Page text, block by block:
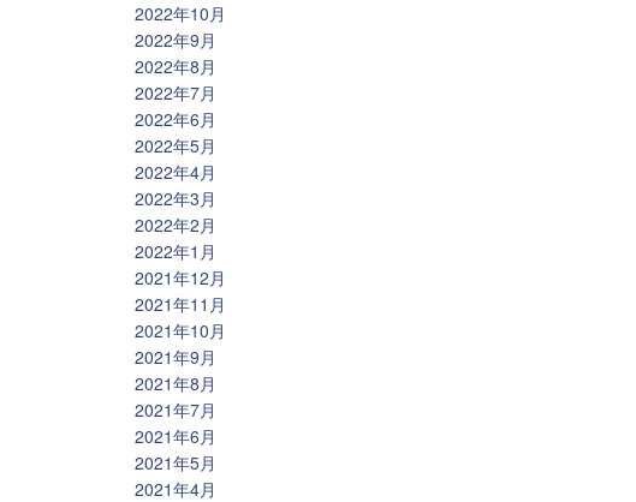
2022年10月
2022年9月
2022年8月
2022年7月
2022年6月
2022年5月
2022年4月
2022年3月
2022年2月
2022年1月
2021年12月
2021年11月
2021年10月
2021年9月
2021年8月
2021年7月
2021年6月
2021年5月
2021年4月